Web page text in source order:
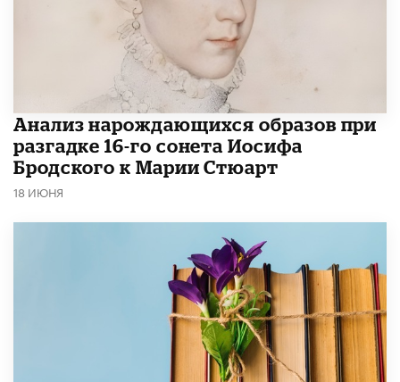
Анализ нарождающихся образов при
разгадке 16-го сонета Иосифа
Бродского к Марии Стюарт
18 ИЮНЯ